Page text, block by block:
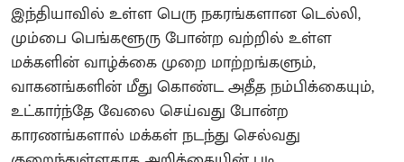
இந்தியாவில் உள்ள பெரு நகரங்களான டெல்லி,
மும்பை பெங்களூரு போன்ற வற்றில் உள்ள
மக்களின் வாழ்க்கை முறை மாற்றங்களும்,
வாகனங்களின் மீது கொண்ட அதீத நம்பிக்கையும்,
உட்கார்ந்தே வேலை செய்வது போன்ற
காரணங்களால் மக்கள் நடந்து செல்வது